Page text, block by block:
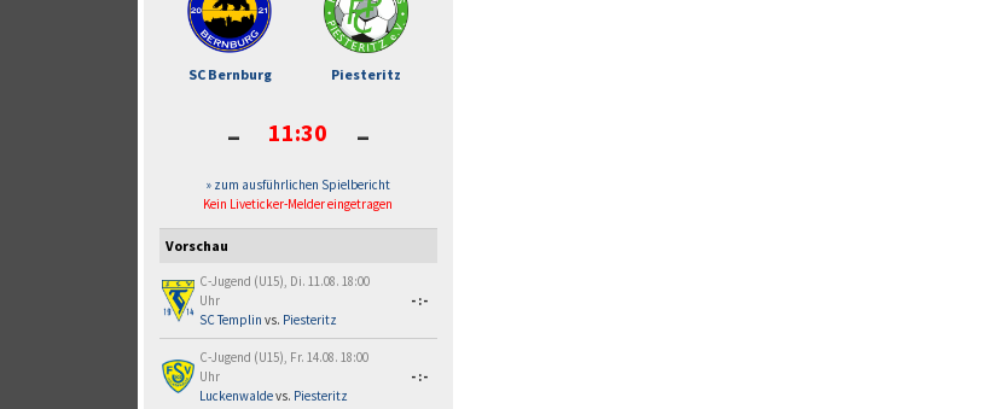
SC Bernburg Piesteritz
- 11:30 -
» zum ausführlichen Spielbericht
Kein Liveticker-Melder eingetragen
Vorschau
C-Jugend (U15), Di. 11.08. 18:00
Uhr
SC Templin vs. Piesteritz
-:-
C-Jugend (U15), Fr. 14.08. 18:00
Uhr
Luckenwaldevs. Piesteritz
-:-